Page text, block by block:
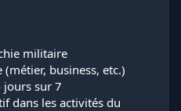
militaire
business, etc.)
jours sur 7
dans les activités du